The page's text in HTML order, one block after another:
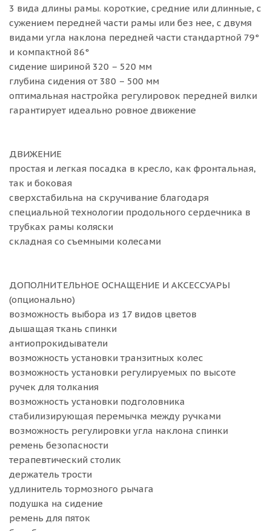
3 вида длины рамы. короткие, средние или длинные, с
сужением передней части рамы или без нее, с двумя
видами угла наклона передней части стандартной 79°
и компактной 86°
сидение шириной 320 – 520 мм
глубина сидения от 380 – 500 мм
оптимальная настройка регулировок передней вилки
гарантирует идеально ровное движение
ДВИЖЕНИЕ
простая и легкая посадка в кресло, как фронтальная,
так и боковая
сверхстабильна на скручивание благодаря
специальной технологии продольного сердечника в
трубках рамы коляски
складная со съемными колесами
ДОПОЛНИТЕЛЬНОЕ ОСНАЩЕНИЕ И АКСЕССУАРЫ
(опционально)
возможность выбора из 17 видов цветов
дышащая ткань спинки
антиопрокидыватели
возможность установки транзитных колес
возможность установки регулируемых по высоте
ручек для толкания
возможность установки подголовника
стабилизирующая перемычка между ручками
возможность регулировки угла наклона спинки
ремень безопасности
терапевтический столик
держатель трости
удлинитель тормозного рычага
подушка на сидение
ремень для пяток